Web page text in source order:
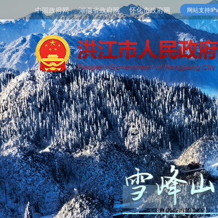
中国政府网 湖南省政府网 怀化市政府网 网站支持